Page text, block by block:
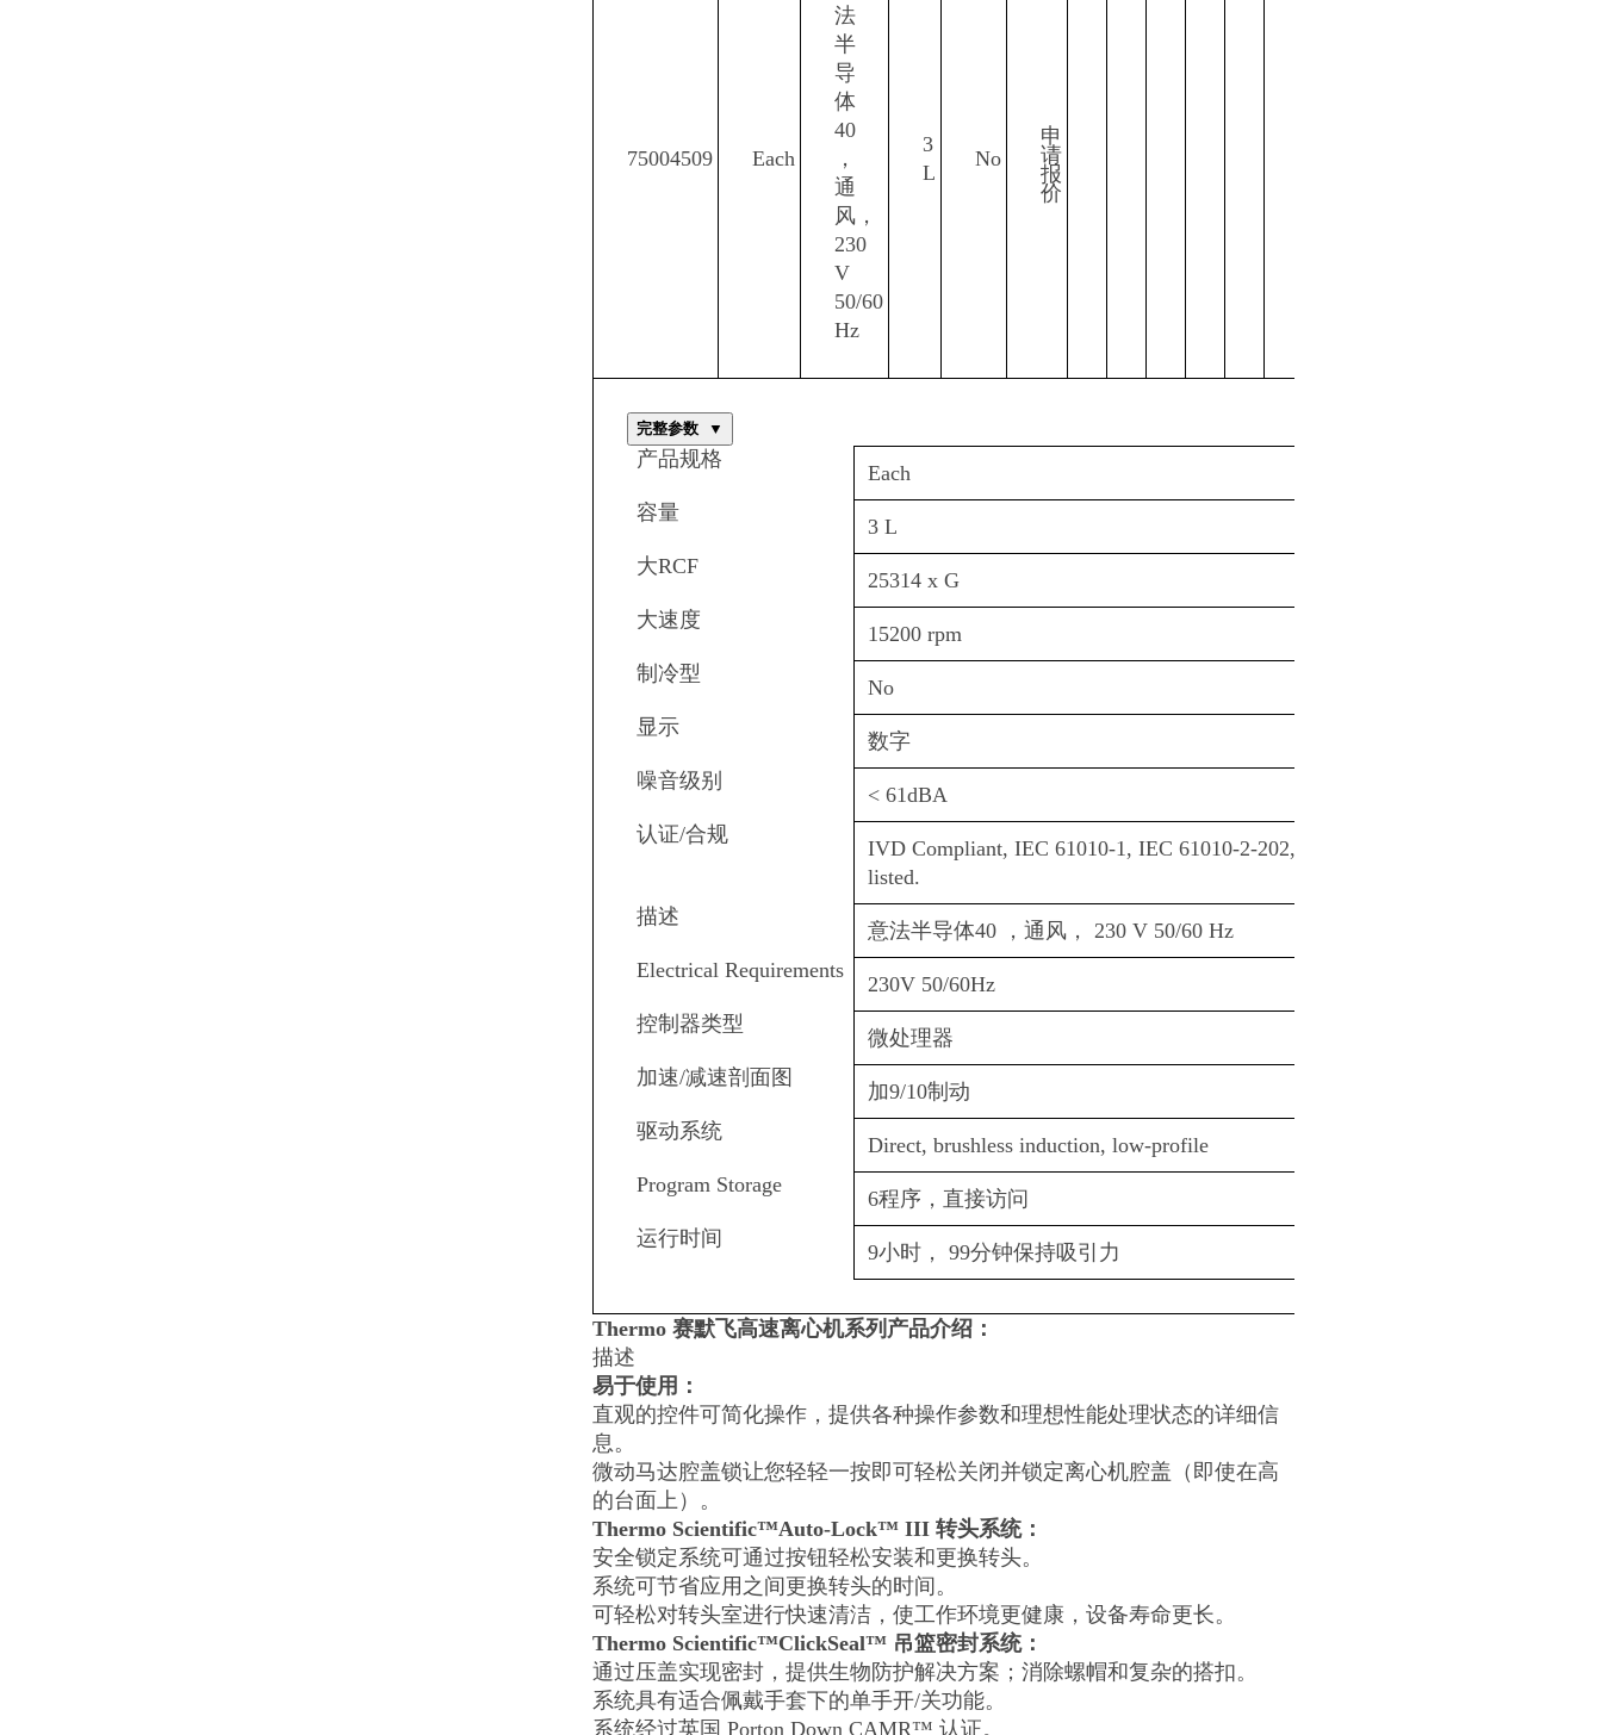
75004509 Each
法
半
导
体
40
，
通
风，
230
V
50/60
Hz
3
L
No
申
请
报
价
完整参数 ▼
产品规格
Each
容量
3 L
大RCF
25314 x G
大速度
15200 rpm
制冷型
No
显示
数字
噪音级别
< 61dBA
认证/合规
IVD Compliant, IEC 61010-1, IEC 61010-2-202, IEC 61010-2-101. CSA, Certified
listed.
描述
意法半导体40 ，通风， 230 V 50/60 Hz
Electrical Requirements
230V 50/60Hz
控制器类型
微处理器
加速/减速剖面图
加9/10制动
驱动系统
Direct, brushless induction, low-profile
Program Storage
6程序，直接访问
运行时间
9小时， 99分钟保持吸引力
Thermo 赛默飞高速离心机系列 产品介绍：
描述
易于使用：
直观的控件可简化操作，提供各种操作参数和理想性能处理状态的详细信
息。
微动马达腔盖锁让您轻轻一按即可轻松关闭并锁定离心机腔盖（即使在高
的台面上）。
Thermo Scientific™Auto-Lock™ III 转头系统：
安全锁定系统可通过按钮轻松安装和更换转头。
系统可节省应用之间更换转头的时间。
可轻松对转头室进行快速清洁，使工作环境更健康，设备寿命更长。
Thermo Scientific™ClickSeal™ 吊篮密封系统：
通过压盖实现密封，提供生物防护解决方案；消除螺帽和复杂的搭扣。
系统具有适合佩戴手套下的单手开/关功能。
系统经过英国 Porton Down CAMR™ 认证。